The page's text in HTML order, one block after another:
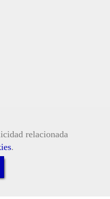
relacionada
.